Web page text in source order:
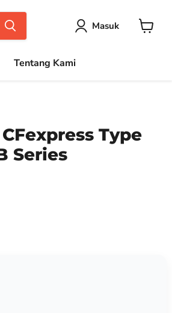
Masuk
Tentang Kami
Type
Series